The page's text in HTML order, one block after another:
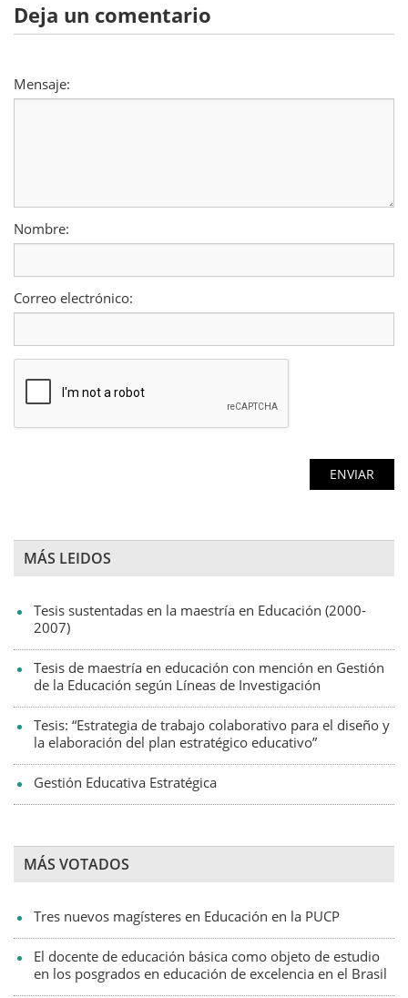
Deja un comentario
Mensaje:
Nombre:
Correo electrónico:
MÁS LEIDOS
Tesis sustentadas en la maestría en Educación (2000-
2007)
Tesis de maestría en educación con mención en Gestión
de la Educación según Líneas de Investigación
Tesis: “Estrategia de trabajo colaborativo para el diseño y
la elaboración del plan estratégico educativo”
Gestión Educativa Estratégica
MÁS VOTADOS
Tres nuevos magísteres en Educación en la PUCP
El docente de educación básica como objeto de estudio
en los posgrados en educación de excelencia en el Brasil